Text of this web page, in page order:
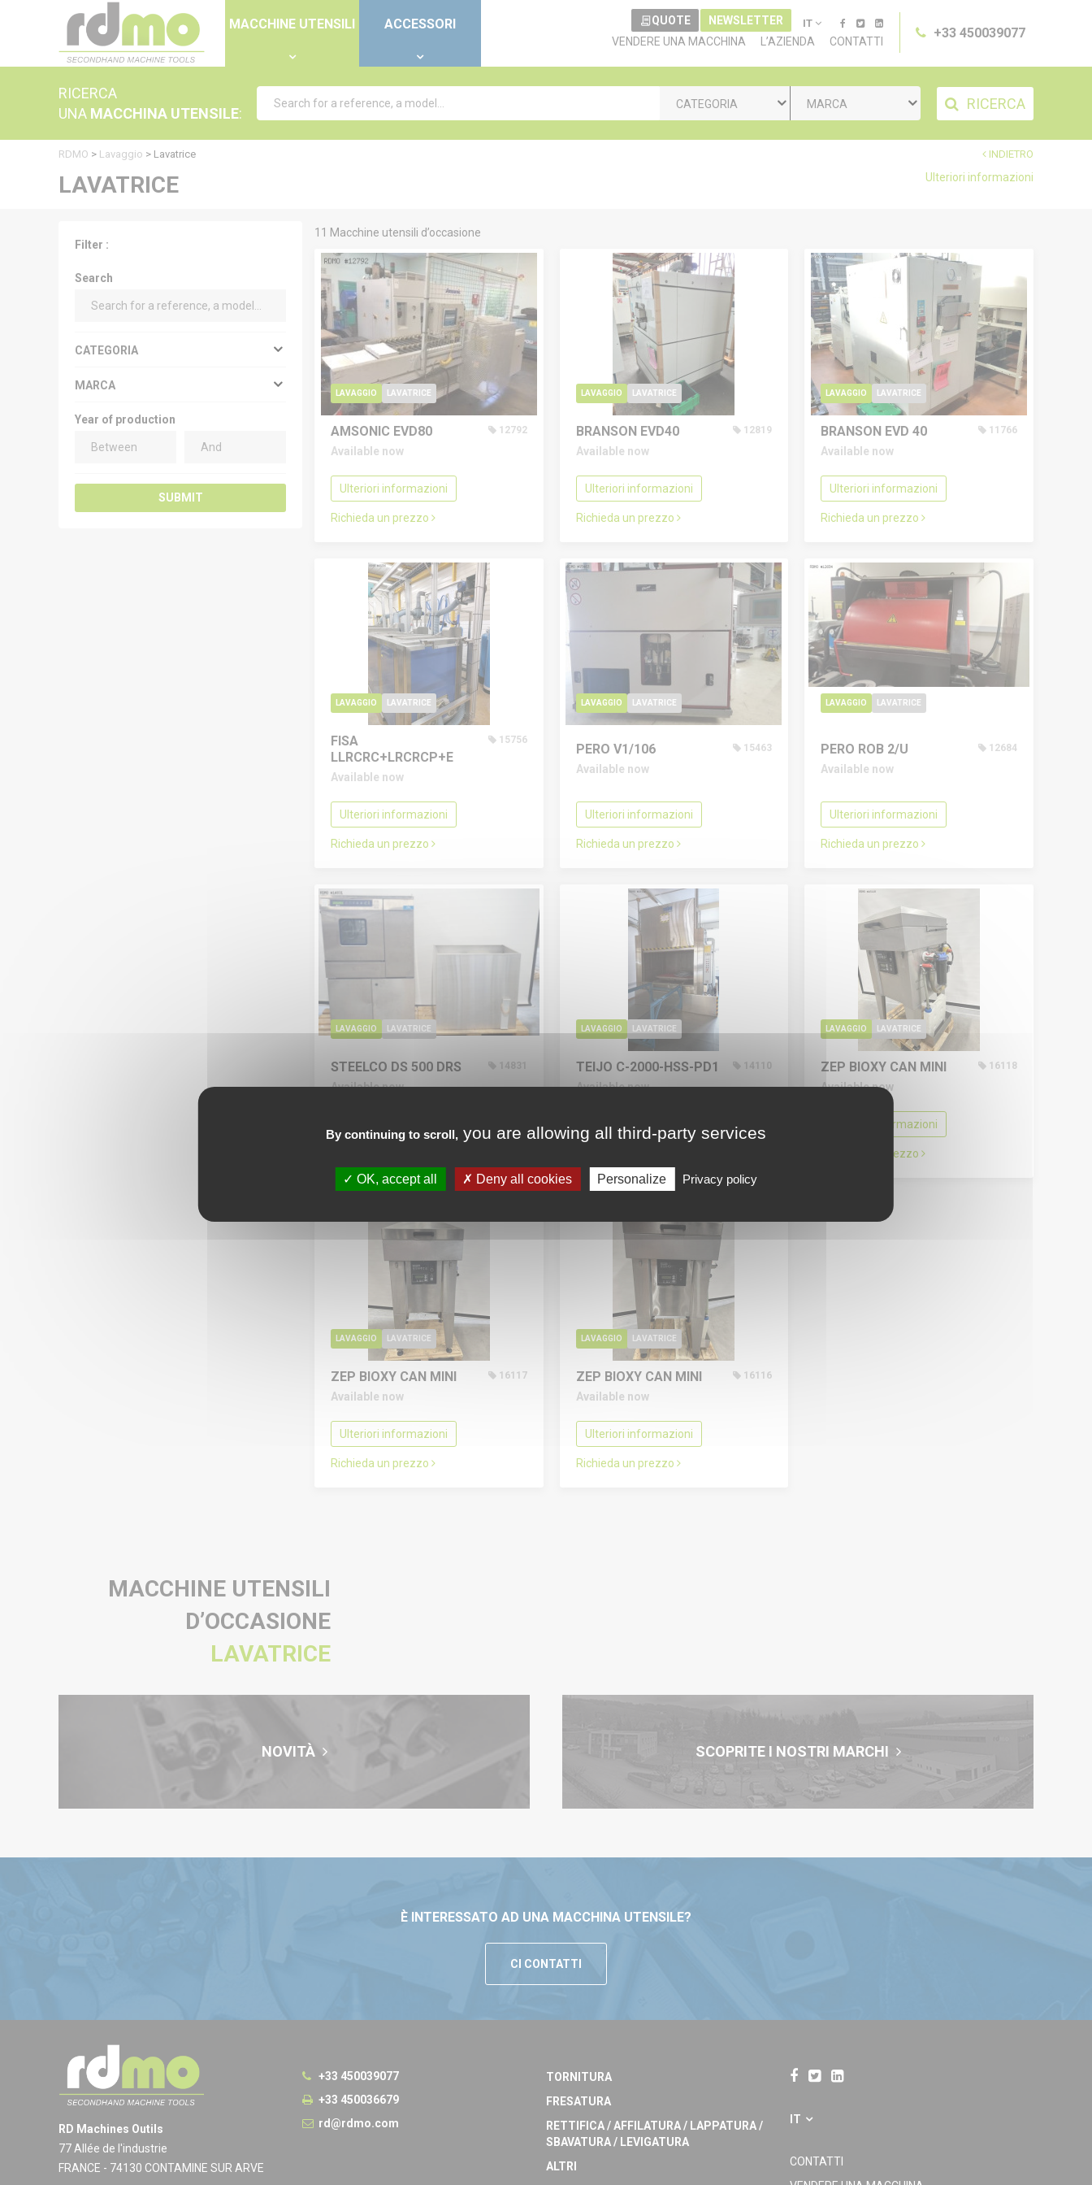
By continuing to scroll, you are allowing all third-party services
OK, accept all Deny all cookies Personalize Privacy policy
MACCHINE UTENSILI ACCESSORI
+33 450039077
QUOTE NEWSLETTER IT
VENDERE UNA MACCHINA L’AZIENDA CONTATTI
RICERCA
UNA MACCHINA UTENSILE:
CATEGORIA MARCA RICERCA
INDIETRO
RDMO > Lavaggio > Lavatrice
LAVATRICE Ulteriori informazioni
Filter :
Search
CATEGORIA
MARCA
Year of production
SUBMIT
11 Macchine utensili d’occasione
LAVAGGIO LAVATRICE
AMSONIC EVD80 12792
Available now
Ulteriori informazioni
Richieda un prezzo
LAVAGGIO LAVATRICE
BRANSON EVD40 12819
Available now
Ulteriori informazioni
Richieda un prezzo
LAVAGGIO LAVATRICE
BRANSON EVD 40 11766
Available now
Ulteriori informazioni
Richieda un prezzo
LAVAGGIO LAVATRICE
FISA
LLRCRC+LRCRCP+E
15756
Available now
Ulteriori informazioni
Richieda un prezzo
LAVAGGIO LAVATRICE
PERO V1/106 15463
Available now
Ulteriori informazioni
Richieda un prezzo
LAVAGGIO LAVATRICE
PERO ROB 2/U 12684
Available now
Ulteriori informazioni
Richieda un prezzo
LAVAGGIO LAVATRICE
STEELCO DS 500 DRS 14831
Available now
LAVAGGIO LAVATRICE
TEIJO C-2000-HSS-PD1 14110
Available now
Ulteriori informazioni
LAVAGGIO LAVATRICE
ZEP BIOXY CAN MINI 16118
Available now
Ulteriori informazioni
Richieda un prezzo
LAVAGGIO LAVATRICE
ZEP BIOXY CAN MINI 16117
Available now
Ulteriori informazioni
Richieda un prezzo
LAVAGGIO LAVATRICE
ZEP BIOXY CAN MINI 16116
Available now
Ulteriori informazioni
Richieda un prezzo
MACCHINE UTENSILI
D’OCCASIONE
LAVATRICE
NOVITÀ SCOPRITE I NOSTRI MARCHI
È INTERESSATO AD UNA MACCHINA UTENSILE?
CI CONTATTI
RD Machines Outils
77 Allée de l'industrie
FRANCE - 74130 CONTAMINE SUR ARVE
+33 450039077
+33 450036679
rd@rdmo.com
TORNITURA
FRESATURA
RETTIFICA / AFFILATURA / LAPPATURA /
SBAVATURA / LEVIGATURA
ALTRI
IT
CONTATTI